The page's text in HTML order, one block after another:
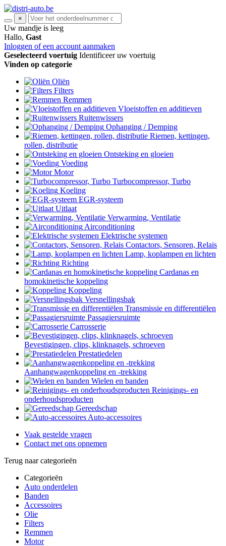
×
Uw mandje is leeg
Hallo, Gast
Inloggen of een account aanmaken
Geselecteerd voertuig Identificeer uw voertuig
Vinden op categorie
Oliën
Filters
Remmen
Vloeistoffen en additieven
Ruitenwissers
Ophanging / Demping
Riemen, kettingen,
rollen, distributie
Ontsteking en gloeien
Voeding
Motor
Turbocompressor, Turbo
Koeling
EGR-systeem
Uitlaat
Verwarming, Ventilatie
Airconditioning
Elektrische systemen
Contactors, Sensoren, Relais
Lamp, koplampen en lichten
Richting
Cardanas en
homokinetische koppeling
Koppeling
Versnellingsbak
Transmissie en differentiëlen
Passagiersruimte
Carrosserie
Bevestigingen, clips, klinknagels, schroeven
Prestatiedelen
Aanhangwagenkoppeling en -trekking
Wielen en banden
Reinigings- en
onderhoudsproducten
Gereedschap
Auto-accessoires
Vaak gestelde vragen
Contact met ons opnemen
Terug naar categorieën
Categorieën
Auto onderdelen
Banden
Accessoires
Olie
Filters
Remmen
Motor